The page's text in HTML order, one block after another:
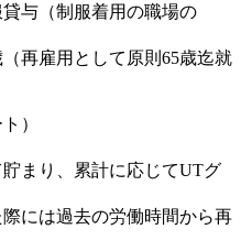
与（制服着用の職場の
再雇用として原則65歳迄就
）
まり、累計に応じてUTグ
には過去の労働時間から再